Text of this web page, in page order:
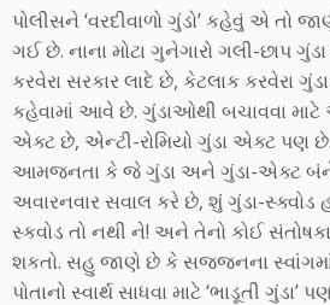
પોલીસને ‘વરદીવાળો ગુંડો’ કહેવું એ તો
ગઈ છે. નાના મોટા ગુનેગારો ગલી-છાપ
કરવેરા સરકાર લાદે છે, કેટલાક કરવેરા
કહેવામાં આવે છે. ગુંડાઓથી બચાવવા
એક્ટ છે, એન્ટી-રોમિયો ગુંડા એક્ટ પણ
આમજનતા કે જે ગુંડા અને ગુંડા-એક્ટ
અવારનવાર સવાલ કરે છે, શું ગુંડા-સ્ક્વોડ
સ્કવોડ તો નથી ને! અને તેનો કોઈ
શકતો. સહુ જાણે છે કે સજ્જનના સ્વાંગમાં
પોતાનો સ્વાર્થ સાધવા માટે ‘ભાડૂતી ગુંડા’